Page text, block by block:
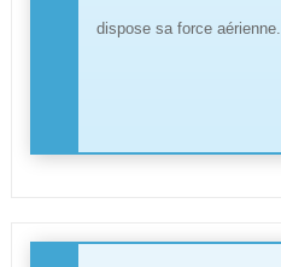
dispose sa force aérienne.